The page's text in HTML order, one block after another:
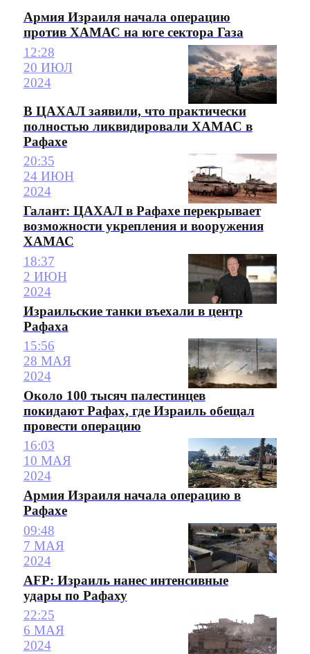
Армия Израиля начала операцию
против ХАМАС на юге сектора Газа
12:28
20 ИЮЛ
2024
В ЦАХАЛ заявили, что практически
полностью ликвидировали ХАМАС в
Рафахе
20:35
24 ИЮН
2024
Галант: ЦАХАЛ в Рафахе перекрывает
возможности укрепления и вооружения
ХАМАС
18:37
2 ИЮН
2024
Израильские танки въехали в центр
Рафаха
15:56
28 МАЯ
2024
Около 100 тысяч палестинцев
покидают Рафах, где Израиль обещал
провести операцию
16:03
10 МАЯ
2024
Армия Израиля начала операцию в
Рафахе
09:48
7 МАЯ
2024
AFP: Израиль нанес интенсивные
удары по Рафаху
22:25
6 МАЯ
2024